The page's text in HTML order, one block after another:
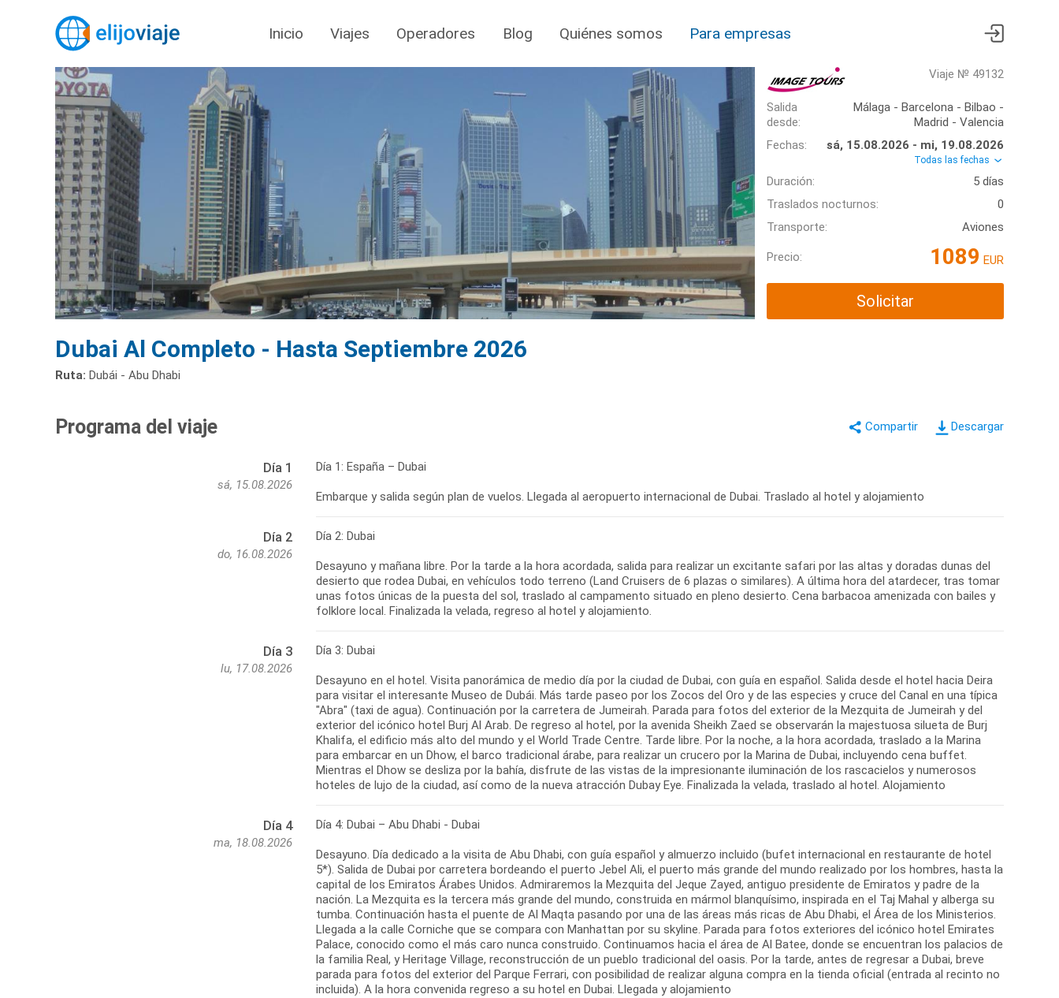
Inicio Viajes Operadores Blog Quiénes somos Para empresas
Viaje № 49132
Salida
desde:
Málaga - Barcelona - Bilbao -
Madrid - Valencia
Fechas:
sá, 15.08.2026 - mi, 19.08.2026
Todas las fechas
Duración:
5 días
Traslados nocturnos:
0
Transporte:
Aviones
Precio: 1089 EUR
Solicitar
Dubai Al Completo - Hasta Septiembre 2026
Ruta: Dubái - Abu Dhabi
Descargar
Programa del viaje
Día 1
sá, 15.08.2026
Día 1: España – Dubai
Embarque y salida según plan de vuelos. Llegada al aeropuerto internacional de Dubai. Traslado al hotel y alojamiento
Día 2
do, 16.08.2026
Día 2: Dubai
Desayuno y mañana libre. Por la tarde a la hora acordada, salida para realizar un excitante safari por las altas y doradas dunas del
desierto que rodea Dubai, en vehículos todo terreno (Land Cruisers de 6 plazas o similares). A última hora del atardecer, tras tomar
unas fotos únicas de la puesta del sol, traslado al campamento situado en pleno desierto. Cena barbacoa amenizada con bailes y
folklore local. Finalizada la velada, regreso al hotel y alojamiento.
Día 3
lu, 17.08.2026
Día 3: Dubai
Desayuno en el hotel. Visita panorámica de medio día por la ciudad de Dubai, con guía en español. Salida desde el hotel hacia Deira
para visitar el interesante Museo de Dubái. Más tarde paseo por los Zocos del Oro y de las especies y cruce del Canal en una típica
"Abra" (taxi de agua). Continuación por la carretera de Jumeirah. Parada para fotos del exterior de la Mezquita de Jumeirah y del
exterior del icónico hotel Burj Al Arab. De regreso al hotel, por la avenida Sheikh Zaed se observarán la majestuosa silueta de Burj
Khalifa, el edificio más alto del mundo y el World Trade Centre. Tarde libre. Por la noche, a la hora acordada, traslado a la Marina
para embarcar en un Dhow, el barco tradicional árabe, para realizar un crucero por la Marina de Dubai, incluyendo cena buffet.
Mientras el Dhow se desliza por la bahía, disfrute de las vistas de la impresionante iluminación de los rascacielos y numerosos
hoteles de lujo de la ciudad, así como de la nueva atracción Dubay Eye. Finalizada la velada, traslado al hotel. Alojamiento
Día 4
ma, 18.08.2026
Día 4: Dubai – Abu Dhabi - Dubai
Desayuno. Día dedicado a la visita de Abu Dhabi, con guía español y almuerzo incluido (bufet internacional en restaurante de hotel
5*). Salida de Dubai por carretera bordeando el puerto Jebel Ali, el puerto más grande del mundo realizado por los hombres, hasta la
capital de los Emiratos Árabes Unidos. Admiraremos la Mezquita del Jeque Zayed, antiguo presidente de Emiratos y padre de la
nación. La Mezquita es la tercera más grande del mundo, construida en mármol blanquísimo, inspirada en el Taj Mahal y alberga su
tumba. Continuación hasta el puente de Al Maqta pasando por una de las áreas más ricas de Abu Dhabi, el Área de los Ministerios.
Llegada a la calle Corniche que se compara con Manhattan por su skyline. Parada para fotos exteriores del icónico hotel Emirates
Palace, conocido como el más caro nunca construido. Continuamos hacia el área de Al Batee, donde se encuentran los palacios de
la familia Real, y Heritage Village, reconstrucción de un pueblo tradicional del oasis. Por la tarde, antes de regresar a Dubai, breve
parada para fotos del exterior del Parque Ferrari, con posibilidad de realizar alguna compra en la tienda oficial (entrada al recinto no
incluida). A la hora convenida regreso a su hotel en Dubai. Llegada y alojamiento